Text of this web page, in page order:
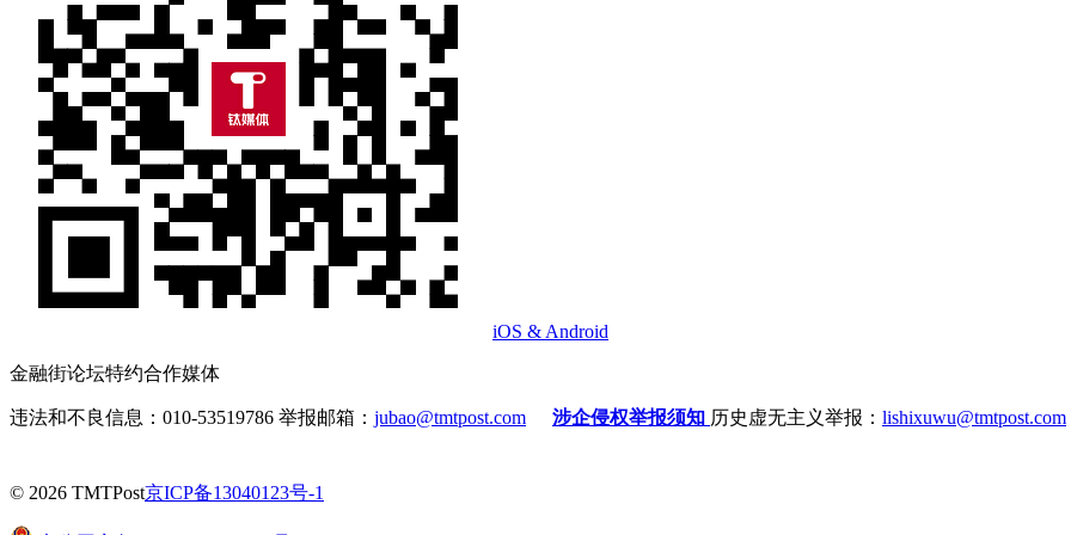
iOS & Android
金融街论坛特约合作媒体
违法和不良信息：010-53519786 举报邮箱： jubao@tmtpost.com 涉企侵权举报须知 历史虚无主义举报： lishixuwu@tmtpost.com
© 2026 TMTPost京ICP备13040123号-1